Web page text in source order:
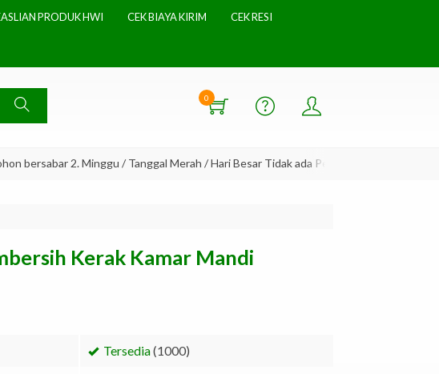
PRODUK HWI CEK BIAYA KIRIM CEK RESI
0
2. Minggu / Tanggal Merah / Hari Besar Tidak ada Pengiriman
Kerak Kamar Mandi
Tersedia(1000)